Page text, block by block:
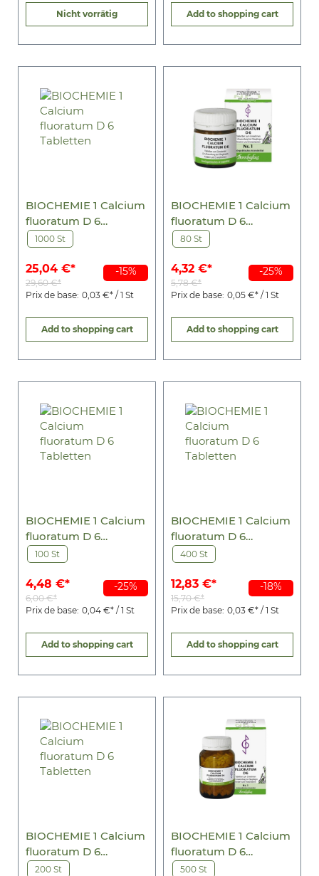
Nicht vorrätig Add to shopping cart
-15%
BIOCHEMIE 1 Calcium
fluoratum D 6
Tabletten
1000 St
25,04 €*
29,60 €*
Prix de base: 0,03 €* / 1 St
Add to shopping cart
-25%
BIOCHEMIE 1 Calcium
fluoratum D 6
Tabletten
80 St
4,32 €*
5,78 €*
Prix de base: 0,05 €* / 1 St
Add to shopping cart
-25%
BIOCHEMIE 1 Calcium
fluoratum D 6
Tabletten
100 St
4,48 €*
6,00 €*
Prix de base: 0,04 €* / 1 St
Add to shopping cart
-18%
BIOCHEMIE 1 Calcium
fluoratum D 6
Tabletten
400 St
12,83 €*
15,70 €*
Prix de base: 0,03 €* / 1 St
Add to shopping cart
BIOCHEMIE 1 Calcium
fluoratum D 6
Tabletten
200 St
BIOCHEMIE 1 Calcium
fluoratum D 6
Tabletten
500 St